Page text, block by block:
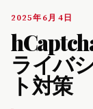
2025年6月4日
ライバ
ト対策